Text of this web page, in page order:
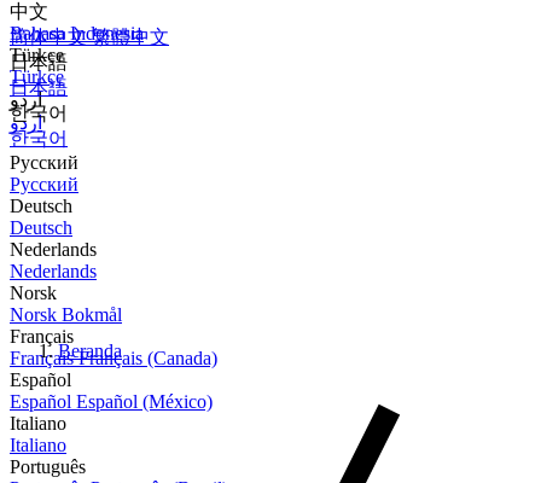
Bahasa Indonesia
Türkçe
Türkçe
اردو
اردو
中文
简体中文繁體中文
日本語
日本語
한국어
한국어
Русский
Русский
Deutsch
Deutsch
Nederlands
Nederlands
Norsk
Norsk Bokmål
Français
FrançaisFrançais (Canada)
Español
Español Español (México)
Italiano
Italiano
Português
Beranda